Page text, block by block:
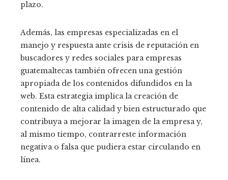
plazo.
Además, las empresas especializadas en el
manejo y respuesta ante crisis de reputación en
buscadores y redes sociales para empresas
guatemaltecas también ofrecen una gestión
apropiada de los contenidos difundidos en la
web. Esta estrategia implica la creación de
contenido de alta calidad y bien estructurado que
contribuya a mejorar la imagen de la empresa y,
al mismo tiempo, contrarreste información
negativa o falsa que pudiera estar circulando en
línea.